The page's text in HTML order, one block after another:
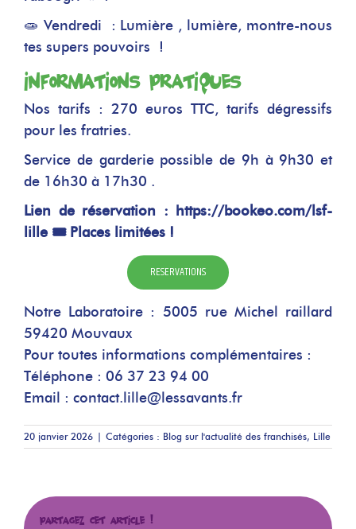
🧫 Vendredi : Lumière , lumière, montre-nous
tes supers pouvoirs !
Informations pratiques
Nos tarifs : 270 euros TTC, tarifs dégressifs
pour les fratries.
Service de garderie possible de 9h à 9h30 et
de 16h30 à 17h30 .
Lien de réservation : https://bookeo.com/lsf-
lille 🎟️ Places limitées !
RESERVATIONS
Notre Laboratoire : 5005 rue Michel raillard
59420 Mouvaux
Pour toutes informations complémentaires :
Téléphone : 06 37 23 94 00
Email : contact.lille@lessavants.fr
20 janvier 2026 | Catégories : Blog sur l'actualité des franchisés, Lille
Partagez cet article !